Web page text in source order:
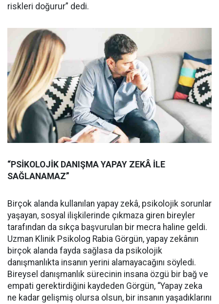
riskleri doğurur” dedi.
“PSİKOLOJİK DANIŞMA YAPAY ZEKÂ İLE
SAĞLANAMAZ”
Birçok alanda kullanılan yapay zekâ, psikolojik sorunlar
yaşayan, sosyal ilişkilerinde çıkmaza giren bireyler
tarafından da sıkça başvurulan bir mecra haline geldi.
Uzman Klinik Psikolog Rabia Görgün, yapay zekânın
birçok alanda fayda sağlasa da psikolojik
danışmanlıkta insanın yerini alamayacağını söyledi.
Bireysel danışmanlık sürecinin insana özgü bir bağ ve
empati gerektirdiğini kaydeden Görgün, “Yapay zeka
ne kadar gelişmiş olursa olsun, bir insanın yaşadıklarını